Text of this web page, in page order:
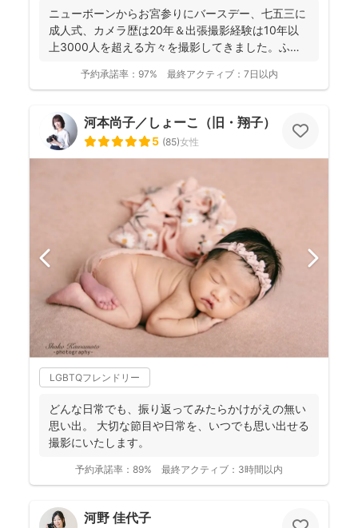
ニューボーンからお宮参りにバースデー、七五三に
成人式、カメラ歴は20年＆出張撮影経験は10年以
上3000人を超える方々を撮影してきました。ふん
予約承諾率： 97% 最終アクティブ： 7日以内
河本尚子／しょーこ（旧・翔子）
5 (85)女性
LGBTQフレンドリー
どんな日常でも、振り返ってみたらかけがえの無い
思い出。 大切な節目や日常を、いつでも思い出せる
撮影にいたします。
予約承諾率： 89% 最終アクティブ： 3時間以内
河野 佳代子